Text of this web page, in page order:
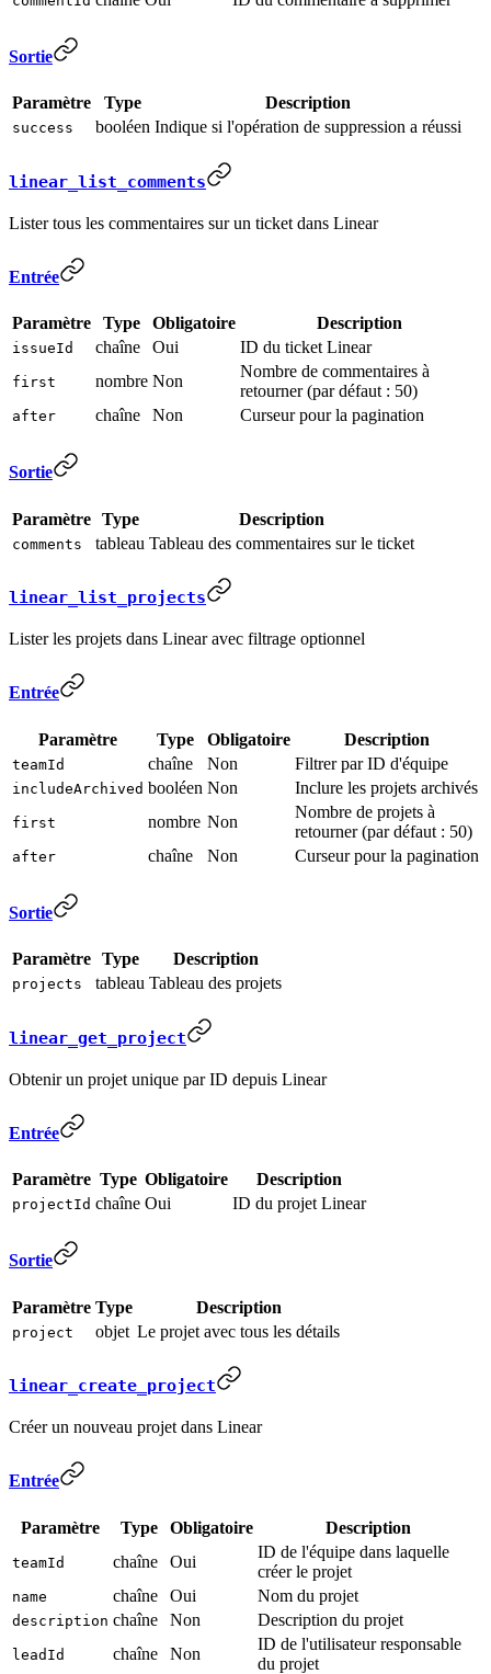
Sortie
Paramètre Type Description
success booléen Indique si l'opération de suppression a réussi
linear_list_comments
Lister tous les commentaires sur un ticket dans Linear
Entrée
Paramètre Type Obligatoire Description
issueId chaîne Oui ID du ticket Linear
first nombre Non
Nombre de commentaires à
retourner (par défaut : 50)
after chaîne Non Curseur pour la pagination
Sortie
Paramètre Type Description
comments tableau Tableau des commentaires sur le ticket
linear_list_projects
Lister les projets dans Linear avec filtrage optionnel
Entrée
Paramètre Type Obligatoire Description
teamId chaîne Non Filtrer par ID d'équipe
includeArchived booléen Non Inclure les projets archivés
first nombre Non
Nombre de projets à
retourner (par défaut : 50)
after chaîne Non Curseur pour la pagination
Sortie
Paramètre Type Description
projects tableau Tableau des projets
linear_get_project
Obtenir un projet unique par ID depuis Linear
Entrée
Paramètre Type Obligatoire Description
projectId chaîne Oui ID du projet Linear
Sortie
Paramètre Type Description
project objet Le projet avec tous les détails
linear_create_project
Créer un nouveau projet dans Linear
Entrée
Paramètre Type Obligatoire Description
teamId chaîne Oui
ID de l'équipe dans laquelle
créer le projet
name chaîne Oui Nom du projet
description chaîne Non Description du projet
leadId chaîne Non
ID de l'utilisateur responsable
du projet